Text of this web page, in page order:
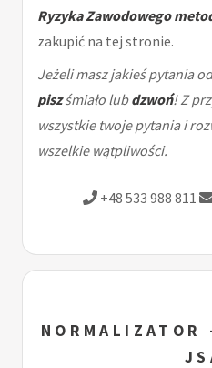
Ryzyka Zawodowego
zakupić na tej stronie.
Jeżeli masz jakieś pytania
piszśmiało lubdzwoń! Z
wszystkie twoje pytania i
wszelkie wątpliwości.
+48 533 988 811
NORMALIZATOR